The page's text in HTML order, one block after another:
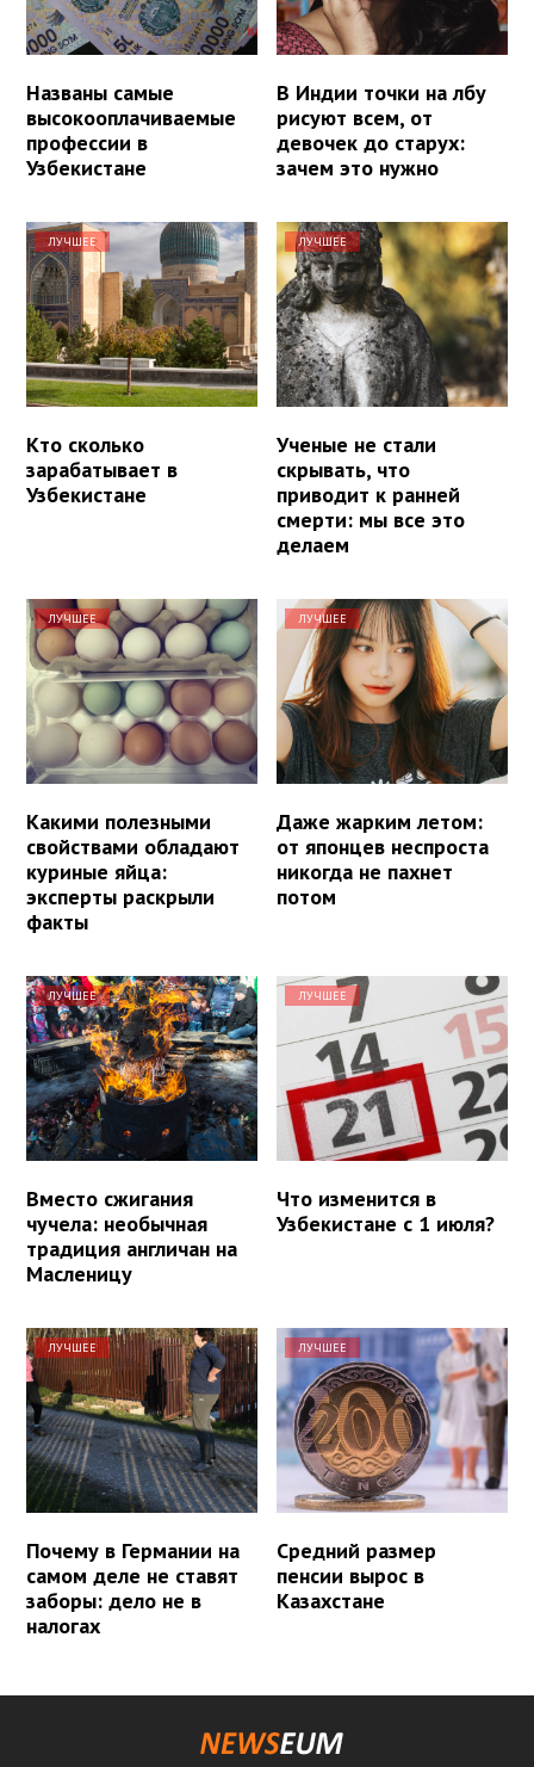
Названы самые
высокооплачиваемые
профессии в
Узбекистане
В Индии точки на лбу
рисуют всем, от
девочек до старух:
зачем это нужно
ЛУЧШЕЕ
Кто сколько
зарабатывает в
Узбекистане
ЛУЧШЕЕ
Ученые не стали
скрывать, что
приводит к ранней
смерти: мы все это
делаем
ЛУЧШЕЕ
Какими полезными
свойствами обладают
куриные яйца:
эксперты раскрыли
факты
ЛУЧШЕЕ
Даже жарким летом:
от японцев неспроста
никогда не пахнет
потом
ЛУЧШЕЕ
Вместо сжигания
чучела: необычная
традиция англичан на
Масленицу
ЛУЧШЕЕ
Что изменится в
Узбекистане с 1 июля?
ЛУЧШЕЕ
Почему в Германии на
самом деле не ставят
заборы: дело не в
налогах
ЛУЧШЕЕ
Средний размер
пенсии вырос в
Казахстане